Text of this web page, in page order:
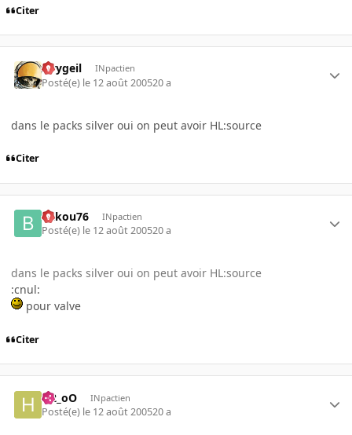
Citer
Avygeil INpactien
Posté(e) le 12 août 200520 a
dans le packs silver oui on peut avoir HL:source
Citer
bakou76 INpactien
Posté(e) le 12 août 200520 a
dans le packs silver oui on peut avoir HL:source
:cnul:
pour valve
Citer
H2_oO INpactien
Posté(e) le 12 août 200520 a